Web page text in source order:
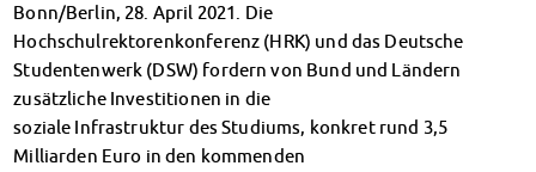
Wohnheimtutoren
Schadensmeldung
Wohnen-FAQ
Dokumente
AnsprechpartnerInnen
Bonn/Berlin, 28. April 2021. Die
Hochschulrektorenkonferenz (HRK) und das Deutsche
Studentenwerk (DSW) fordern von Bund und Ländern
zusätzliche Investitionen in die
soziale Infrastruktur des Studiums, konkret rund 3,5
Milliarden Euro in den kommenden